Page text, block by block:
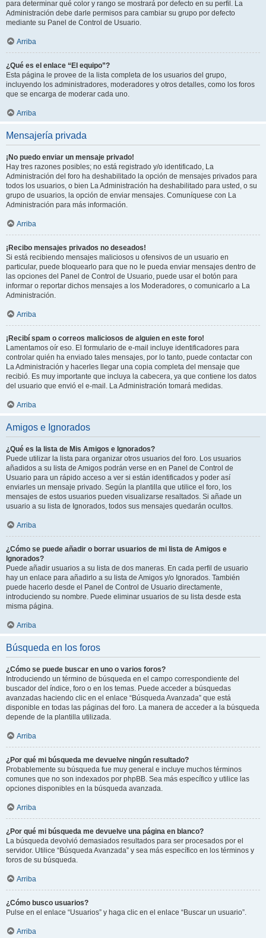
para determinar qué color y rango se mostrará por defecto en su perfil. La
Administración debe darle permisos para cambiar su grupo por defecto
mediante su Panel de Control de Usuario.
Arriba
¿Qué es el enlace “El equipo”?
Esta página le provee de la lista completa de los usuarios del grupo,
incluyendo los administradores, moderadores y otros detalles, como los foros
que se encarga de moderar cada uno.
Arriba
Mensajería privada
¡No puedo enviar un mensaje privado!
Hay tres razones posibles; no está registrado y/o identificado, La
Administración del foro ha deshabilitado la opción de mensajes privados para
todos los usuarios, o bien La Administración ha deshabilitado para usted, o su
grupo de usuarios, la opción de enviar mensajes. Comuníquese con La
Administración para más información.
Arriba
¡Recibo mensajes privados no deseados!
Si está recibiendo mensajes maliciosos u ofensivos de un usuario en
particular, puede bloquearlo para que no le pueda enviar mensajes dentro de
las opciones del Panel de Control de Usuario, puede usar el botón para
informar o reportar dichos mensajes a los Moderadores, o comunicarlo a La
Administración.
Arriba
¡Recibí spam o correos maliciosos de alguien en este foro!
Lamentamos oír eso. El formulario de e-mail incluye identificadores para
controlar quién ha enviado tales mensajes, por lo tanto, puede contactar con
La Administración y hacerles llegar una copia completa del mensaje que
recibió. Es muy importante que incluya la cabecera, ya que contiene los datos
del usuario que envió el e-mail. La Administración tomará medidas.
Arriba
Amigos e Ignorados
¿Qué es la lista de Mis Amigos e Ignorados?
Puede utilizar la lista para organizar otros usuarios del foro. Los usuarios
añadidos a su lista de Amigos podrán verse en en Panel de Control de
Usuario para un rápido acceso a ver si están identificados y poder así
enviarles un mensaje privado. Según la plantilla que utilice el foro, los
mensajes de estos usuarios pueden visualizarse resaltados. Si añade un
usuario a su lista de Ignorados, todos sus mensajes quedarán ocultos.
Arriba
¿Cómo se puede añadir o borrar usuarios de mi lista de Amigos e
Ignorados?
Puede añadir usuarios a su lista de dos maneras. En cada perfil de usuario
hay un enlace para añadirlo a su lista de Amigos y/o Ignorados. También
puede hacerlo desde el Panel de Control de Usuario directamente,
introduciendo su nombre. Puede eliminar usuarios de su lista desde esta
misma página.
Arriba
Búsqueda en los foros
¿Cómo se puede buscar en uno o varios foros?
Introduciendo un término de búsqueda en el campo correspondiente del
buscador del índice, foro o en los temas. Puede acceder a búsquedas
avanzadas haciendo clic en el enlace “Búsqueda Avanzada” que está
disponible en todas las páginas del foro. La manera de acceder a la búsqueda
depende de la plantilla utilizada.
Arriba
¿Por qué mi búsqueda me devuelve ningún resultado?
Probablemente su búsqueda fue muy general e incluye muchos términos
comunes que no son indexados por phpBB. Sea más específico y utilice las
opciones disponibles en la búsqueda avanzada.
Arriba
¿Por qué mi búsqueda me devuelve una página en blanco?
La búsqueda devolvió demasiados resultados para ser procesados por el
servidor. Utilice “Búsqueda Avanzada” y sea más específico en los términos y
foros de su búsqueda.
Arriba
¿Cómo busco usuarios?
Pulse en el enlace “Usuarios” y haga clic en el enlace “Buscar un usuario”.
Arriba